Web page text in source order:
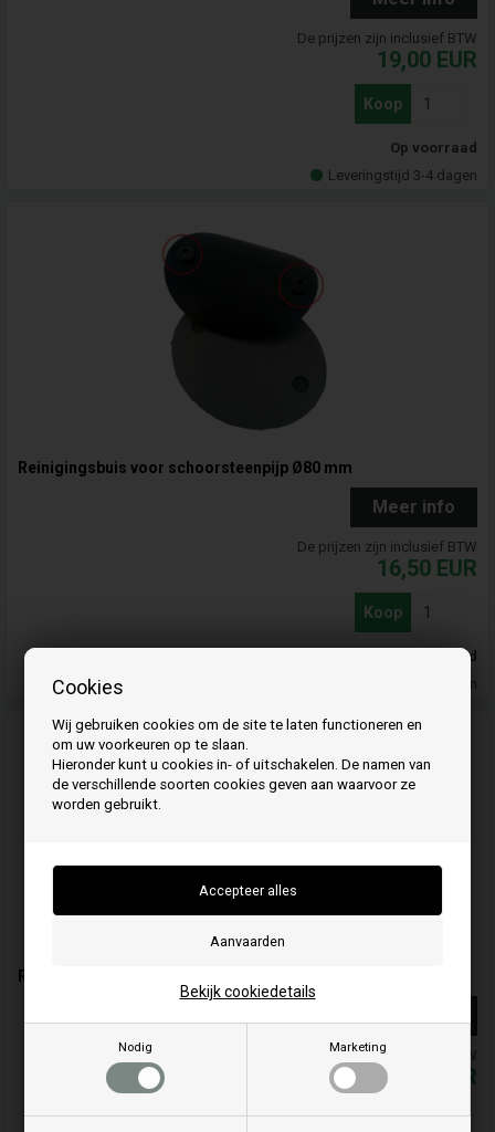
Cookies
Wij gebruiken cookies om de site te laten functioneren en
om uw voorkeuren op te slaan.
Hieronder kunt u cookies in- of uitschakelen. De namen van
de verschillende soorten cookies geven aan waarvoor ze
worden gebruikt.
Nodig Marketing
Bekijk cookiedetails
De prijzen zijn inclusief BTW
19,00 EUR
Koop
Op voorraad
Leveringstijd 3-4 dagen
Reinigingsbuis voor schoorsteenpijp Ø80 mm
Meer info
De prijzen zijn inclusief BTW
16,50 EUR
Koop
Op voorraad
Leveringstijd 3-4 dagen
Reinigingsbuis voor schoorsteenpijp Ø80 mm
De prijzen zijn inclusief BTW
19,51 EUR
Koop